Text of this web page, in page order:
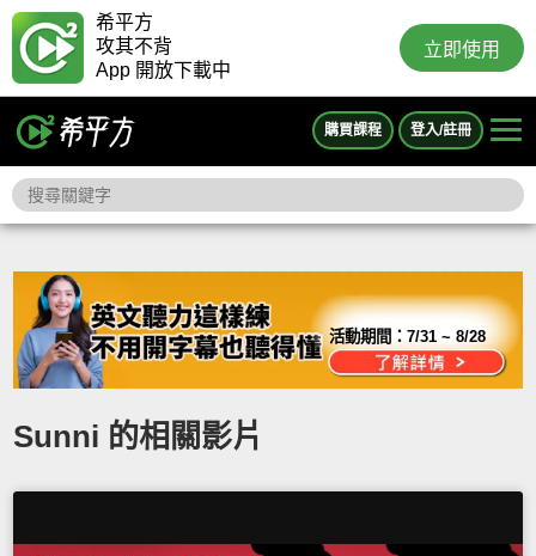
希平方
攻其不背
App 開放下載中
立即使用
購買課程 登入/註冊
活動期間：7/31 ~ 8/28
Sunni 的相關影片